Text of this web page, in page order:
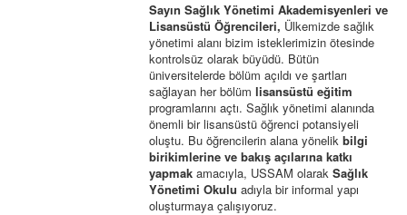
Sayın Sağlık Yönetimi Akademisyenleri ve
Lisansüstü Öğrencileri, Ülkemizde sağlık
yönetimi alanı bizim isteklerimizin ötesinde
kontrolsüz olarak büyüdü. Bütün
üniversitelerde bölüm açıldı ve şartları
sağlayan her bölümlisansüstü eğitim
programlarını açtı. Sağlık yönetimi alanında
önemli bir lisansüstü öğrenci potansiyeli
oluştu. Bu öğrencilerin alana yönelikbilgi
birikimlerine ve bakış açılarına katkı
yapmak amacıyla, USSAM olarakSağlık
Yönetimi Okulu adıyla bir informal yapı
oluşturmaya çalışıyoruz.